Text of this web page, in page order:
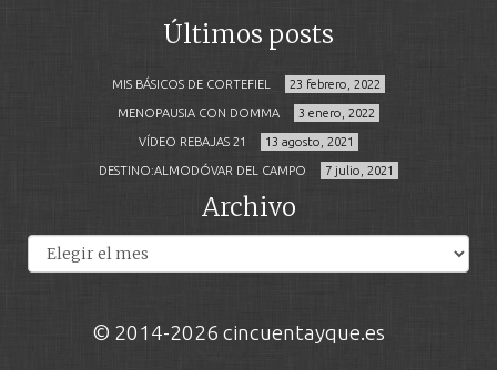
Últimos posts
MIS BÁSICOS DE CORTEFIEL 23 febrero, 2022
MENOPAUSIA CON DOMMA 3 enero, 2022
VÍDEO REBAJAS 21 13 agosto, 2021
DESTINO:ALMODÓVAR DEL CAMPO 7 julio, 2021
Archivo
© 2014-2026 cincuentayque.es